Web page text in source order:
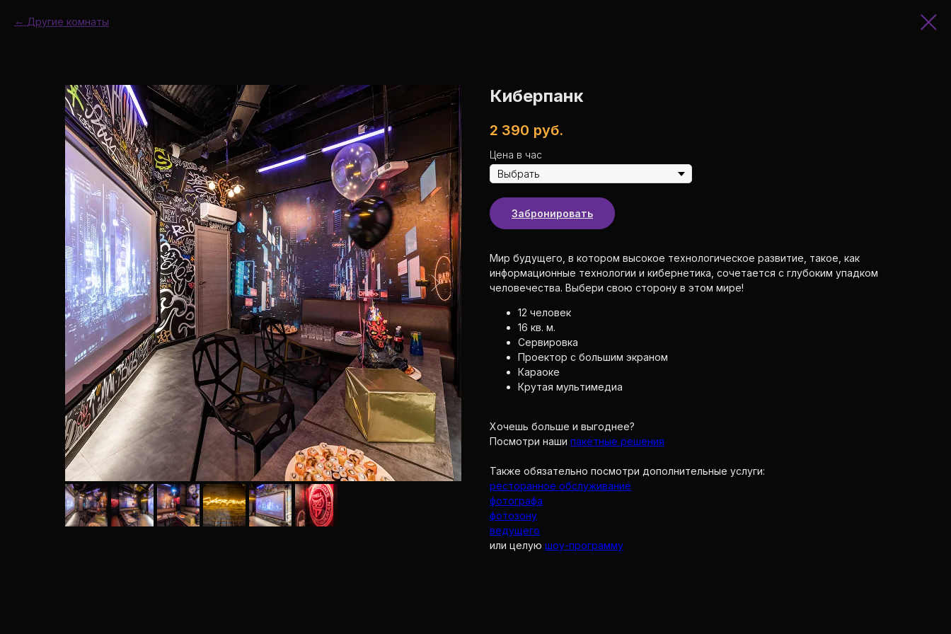
Другие комнаты
Киберпанк
2 390 руб.
Цена в час
Забронировать
Мир будущего, в котором высокое технологическое развитие, такое, как
информационные технологии и кибернетика, сочетается с глубоким упадком
человечества. Выбери свою сторону в этом мире!
12 человек
16 кв. м.
Сервировка
Проектор с большим экраном
Караоке
Крутая мультимедиа
Хочешь больше и выгоднее?
Посмотри наши пакетные решения
Также обязательно посмотри дополнительные услуги:
ресторанное обслуживание
фотографа
фотозону
ведущего
или целую шоу-программу